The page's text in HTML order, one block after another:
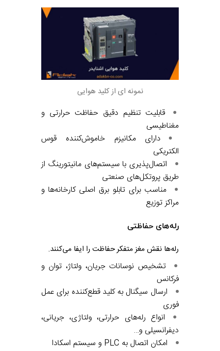
نمونه ای از کلید هوایی
قابلیت تنظیم دقیق حفاظت حرارتی و
مغناطیسی
دارای مکانیزم خاموش‌کننده قوس
الکتریکی
اتصال‌پذیری با سیستم‌های مانیتورینگ از
طریق پروتکل‌های صنعتی
مناسب برای تابلو برق اصلی کارخانه‌ها و
مراکز توزیع
رله‌های حفاظتی
رله‌ها نقش مغز متفکر حفاظت را ایفا می‌کنند.
تشخیص نوسانات جریان، ولتاژ، توان و
فرکانس
ارسال سیگنال به کلید قطع‌کننده برای عمل
فوری
انواع رله‌های حرارتی، ولتاژی، جریانی،
دیفرانسیلی و…
امکان اتصال به PLC و سیستم اسکادا